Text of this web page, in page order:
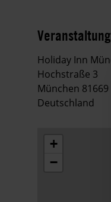
Holiday Inn
Hochstraße 3
München 81669
Deutschland
+
−